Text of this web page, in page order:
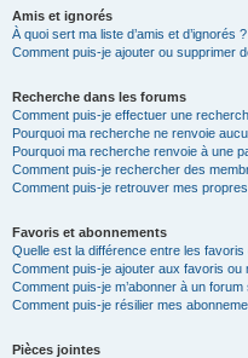
Amis et ignorés
À quoi sert ma liste d’amis et d’ignorés ?
Comment puis-je ajouter ou supprimer
Recherche dans les forums
Comment puis-je effectuer une
Pourquoi ma recherche ne renvoie
Pourquoi ma recherche renvoie à une
Comment puis-je rechercher des
Comment puis-je retrouver mes
Favoris et abonnements
Quelle est la différence entre les
Comment puis-je ajouter aux favoris ou
Comment puis-je m’abonner à un forum
Comment puis-je résilier mes
Pièces jointes